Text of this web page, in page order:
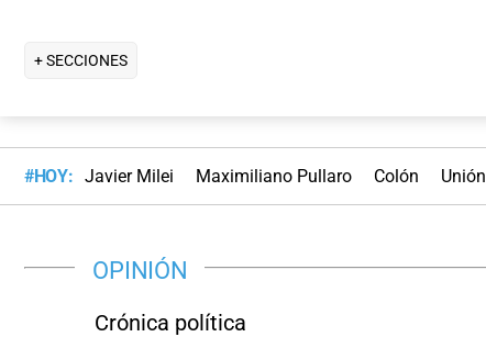
+ SECCIONES
#HOY: Javier Milei Maximiliano Pullaro Colón Unión
OPINIÓN
Crónica política